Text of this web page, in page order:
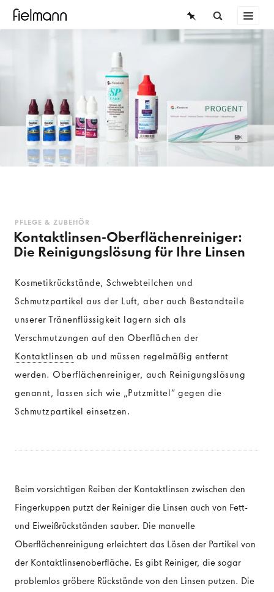
KONTAKTLINSEN
WISSEN
SERVICE
KONTAKTLINSEN
TRAGEDAUER
14-Tageslinsen
Monatslinsen
Weiche Kontaktlinsen
Torische Kontaktlinsen
Multifokallinsen
Farbige Kontaktlinsen
PFLEGE & ZUBEHÖR
Kontaktlinsen-Oberflächenreiniger:
Die Reinigungslösung für Ihre Linsen
Kosmetikrückstände, Schwebteilchen und
Schmutzpartikel aus der Luft, aber auch Bestandteile
unserer Tränenflüssigkeit lagern sich als
Verschmutzungen auf den Oberflächen der
Kontaktlinsen ab und müssen regelmäßig entfernt
werden. Oberflächenreiniger, auch Reinigungslösung
genannt, lassen sich wie „Putzmittel“ gegen die
Schmutzpartikel einsetzen.
Beim vorsichtigen Reiben der Kontaktlinsen zwischen den
Fingerkuppen putzt der Reiniger die Linsen auch von Fett-
und Eiweißrückständen sauber. Die manuelle
Oberflächenreinigung erleichtert das Lösen der Partikel von
der Kontaktlinsenoberfläche. Es gibt Reiniger, die sogar
problemlos gröbere Rückstände von den Linsen putzen. Die